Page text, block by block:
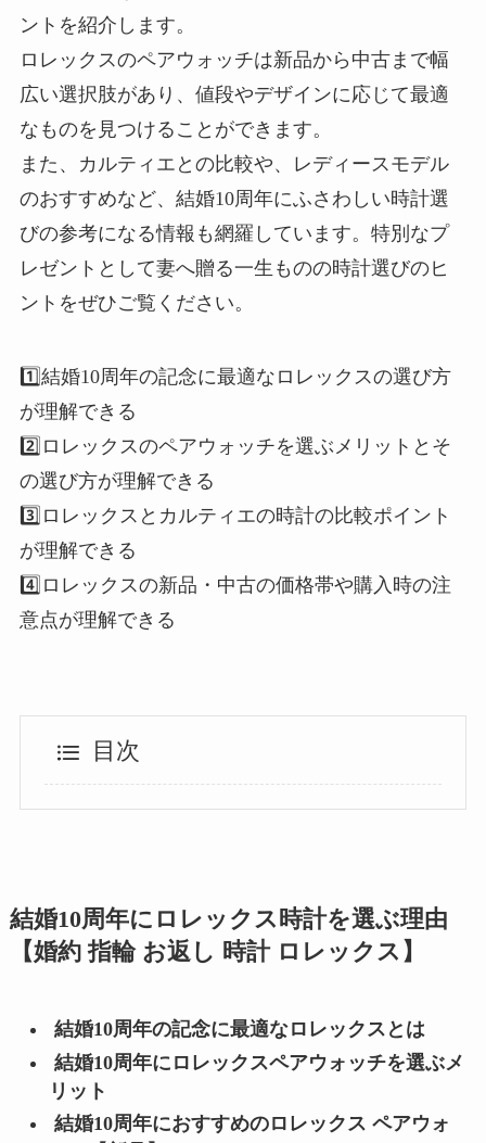
ントを紹介します。
ロレックスのペアウォッチは新品から中古まで幅
広い選択肢があり、値段やデザインに応じて最適
なものを見つけることができます。
また、カルティエとの比較や、レディースモデル
のおすすめなど、結婚10周年にふさわしい時計選
びの参考になる情報も網羅しています。特別なプ
レゼントとして妻へ贈る一生ものの時計選びのヒ
ントをぜひご覧ください。
1️⃣結婚10周年の記念に最適なロレックスの選び方
が理解できる
2️⃣ロレックスのペアウォッチを選ぶメリットとそ
の選び方が理解できる
3️⃣ロレックスとカルティエの時計の比較ポイント
が理解できる
4️⃣ロレックスの新品・中古の価格帯や購入時の注
意点が理解できる
目次
結婚10周年にロレックス時計を選ぶ理由
【婚約 指輪 お返し 時計 ロレックス】
結婚10周年の記念に最適なロレックスとは
結婚10周年にロレックスペアウォッチを選ぶメ
リット
結婚10周年におすすめのロレックス ペアウォ